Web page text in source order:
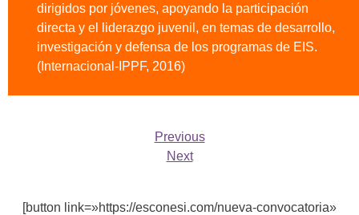
dirigidos por jóvenes, apoyando la participación
directa y el liderazgo juvenil, en temas de desarrollo,
investigación y defensa de los programas de EIS.
(Internacional-IPPF, 2016)
Previous
Next
[button link=»https://esconesi.com/nueva-convocatoria»